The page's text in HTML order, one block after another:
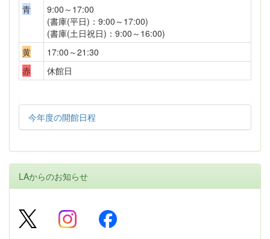
青
9:00～17:00
(書庫(平日)：9:00～17:00)
(書庫(土日祝日)：9:00～16:00)
黄
17:00～21:30
赤
休館日
今年度の開館日程
LAからのお知らせ